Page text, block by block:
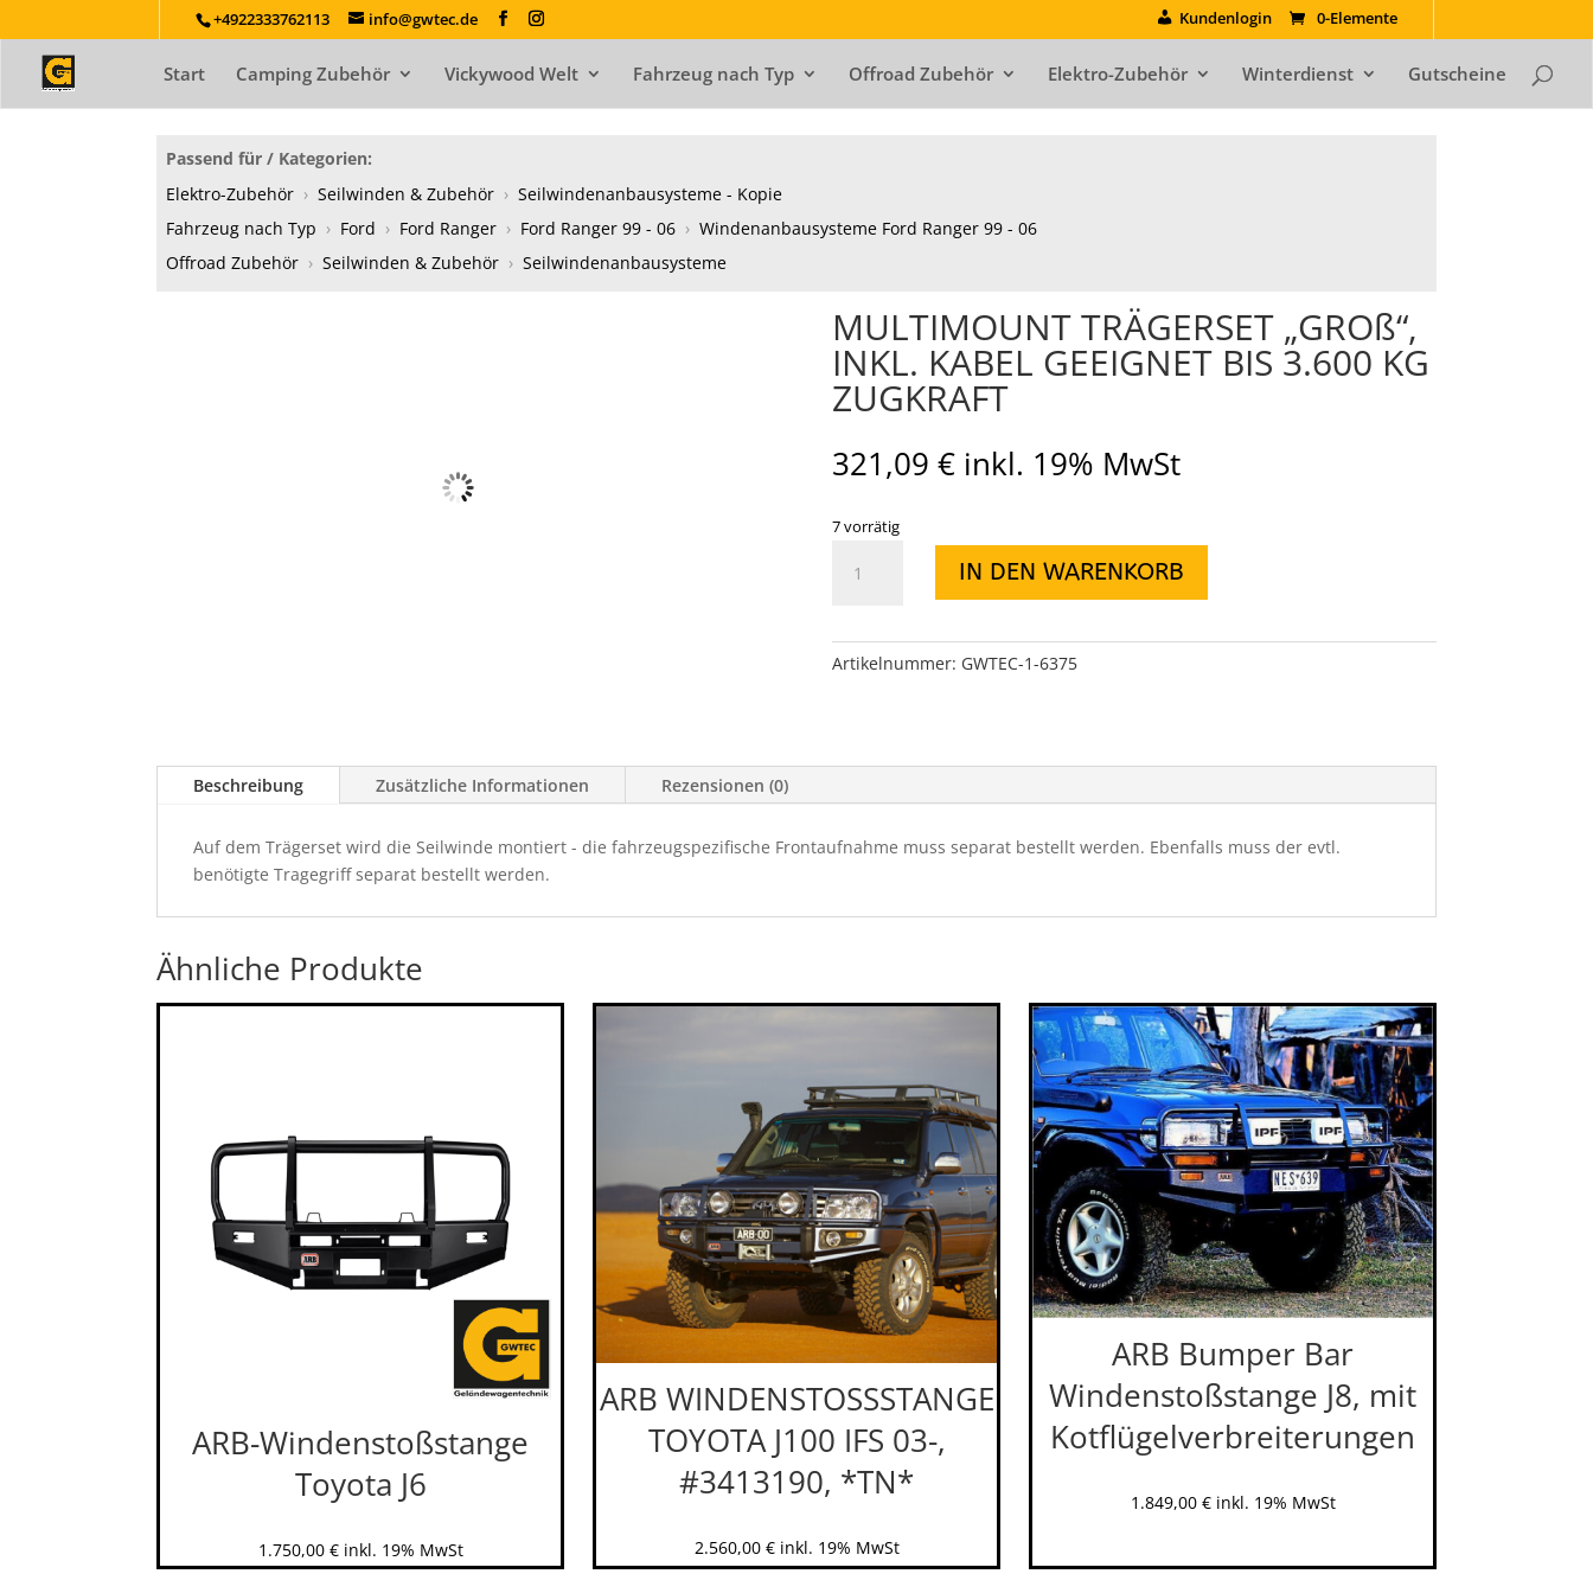
+4922333762113 info@gwtec.de Kundenlogin 0-Elemente
Start Camping Zubehör Vickywood Welt Fahrzeug nach Typ Offroad Zubehör Elektro-Zubehör Winterdienst Gutscheine
Passend für / Kategorien:
Elektro-Zubehör › Seilwinden & Zubehör › Seilwindenanbausysteme - Kopie
Fahrzeug nach Typ › Ford › Ford Ranger › Ford Ranger 99 - 06 › Windenanbausysteme Ford Ranger 99 - 06
Offroad Zubehör › Seilwinden & Zubehör › Seilwindenanbausysteme
MULTIMOUNT TRÄGERSET „GROß“,
INKL. KABEL GEEIGNET BIS 3.600 KG
ZUGKRAFT
321,09 € inkl. 19% MwSt
7 vorrätig
MULTIMOUNT
TRÄGERSET
KABEL
KG
ZUGKRAFT
IN DEN WARENKORB
Artikelnummer: GWTEC-1-6375
Beschreibung Zusätzliche Informationen Rezensionen (0)
Auf dem Trägerset wird die Seilwinde montiert - die fahrzeugspezifische Frontaufnahme muss separat bestellt werden. Ebenfalls muss der evtl.
benötigte Tragegriff separat bestellt werden.
Ähnliche Produkte
ARB-Windenstoßstange
Toyota J6
1.750,00 € inkl. 19% MwSt
ARB WINDENSTOSSSTANGE
TOYOTA J100 IFS 03-,
#3413190, *TN*
2.560,00 € inkl. 19% MwSt
ARB Bumper Bar
Windenstoßstange J8, mit
Kotflügelverbreiterungen
1.849,00 € inkl. 19% MwSt